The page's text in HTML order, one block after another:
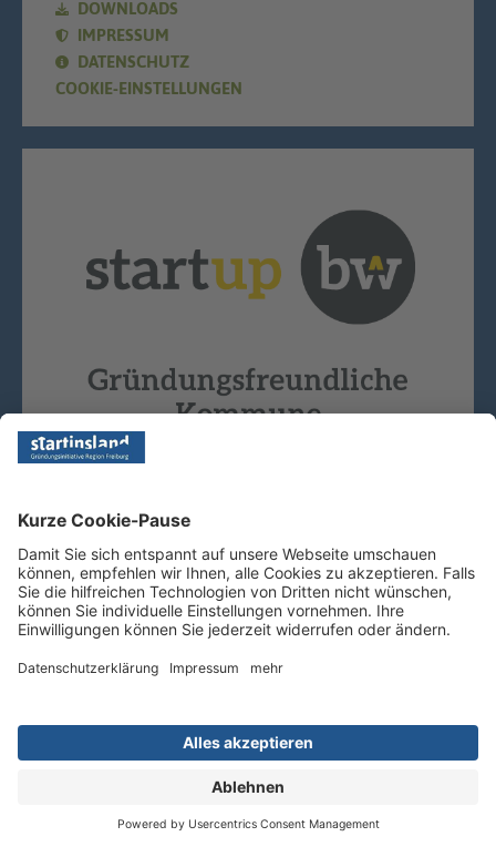
DOWNLOADS
IMPRESSUM
DATENSCHUTZ
COOKIE-EINSTELLUNGEN
Copyright © 2026 - Startinsland. Alle Rechte vorbehalten